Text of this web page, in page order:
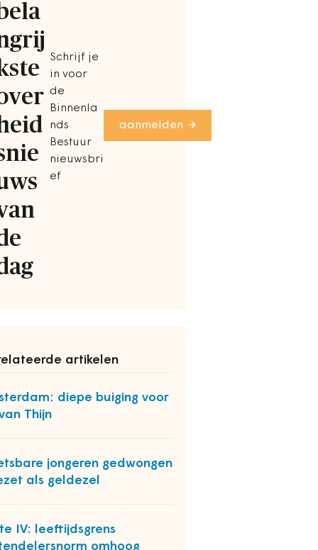
Schrijf je
in voor
de
Binnenla
nds
Bestuur
nieuwsbri
ef
aanmelden
artikelen
diepe buiging voor
Thijn
jongeren gedwongen
als geldezel
IV: leeftijdsgrens
omhoog